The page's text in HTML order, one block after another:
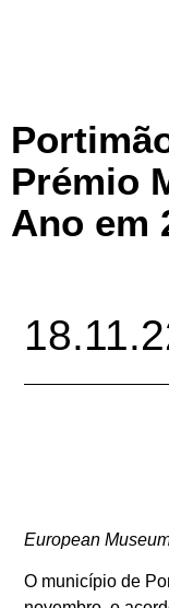
Prémio
Ano em
European
O município de